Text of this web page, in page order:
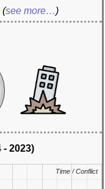
(see more…)
- 2023)
Time / Conflict
Time / Conflict